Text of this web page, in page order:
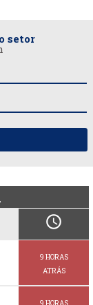
setor
schedule
9 HORAS
ATRÁS
9 HORAS